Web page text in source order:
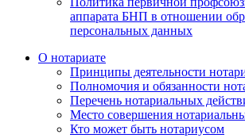
аппарата БНП в отношении
персональных данных
О нотариате
Принципы деятельности
Полномочия и обязанности
Перечень нотариальных
Место совершения
Кто может быть нотариусом